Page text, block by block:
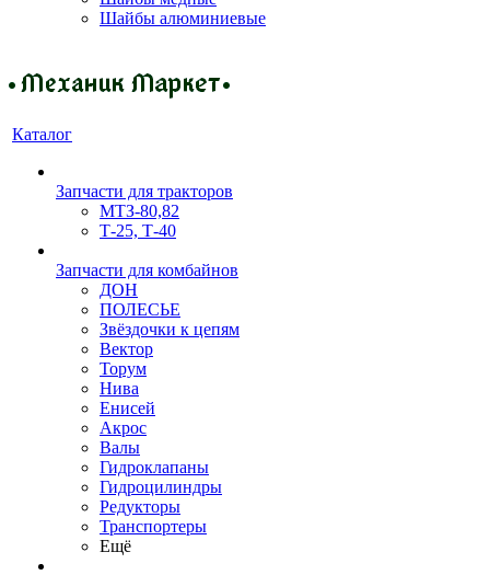
Шайбы алюминиевые
Каталог
Запчасти для тракторов
МТЗ-80,82
Т-25, Т-40
Запчасти для комбайнов
ДОН
ПОЛЕСЬЕ
Звёздочки к цепям
Вектор
Торум
Нива
Енисей
Акрос
Валы
Гидроклапаны
Гидроцилиндры
Редукторы
Транспортеры
Ещё